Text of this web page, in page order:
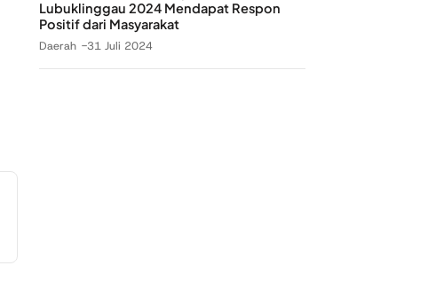
Lubuklinggau 2024 Mendapat Respon
Positif dari Masyarakat
Daerah 31 Juli 2024